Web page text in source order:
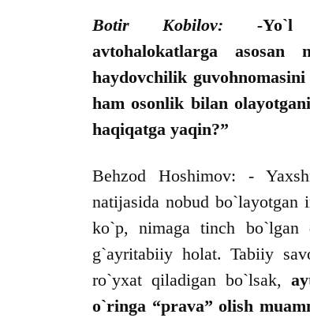
Botir Kobilov: -Yo`l
avtohalokatlarga asosan
haydovchilik
ham osonlik bilan
haqiqatga yaqin?”
Behzod Hoshimov: -
natijasida nobud bo`layotgan
ko`p, nimaga tinch
g`ayritabiiy holat. Tabiiy
ro`yxat qiladigan bo`lsak,
o`ringa “prava” olish